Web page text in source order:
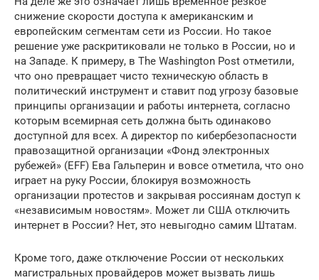
снижение скорости доступа к американским и
европейским сегментам сети из России. Но такое
решение уже раскритиковали не только в России, но и
на Западе. К примеру, в The Washington Post отметили,
что оно превращает чисто техническую область в
политический инструмент и ставит под угрозу базовые
принципы организации и работы интернета, согласно
которым всемирная сеть должна быть одинаково
доступной для всех. А директор по кибербезопасности
правозащитной организации «Фонд электронных
рубежей» (EFF) Ева Гальперин и вовсе отметила, что оно
играет на руку России, блокируя возможность
организации протестов и закрывая россиянам доступ к
«независимым новостям». Может ли США отключить
интернет в России? Нет, это невыгодно самим Штатам.
Кроме того, даже отключение России от нескольких
магистральных провайдеров может вызвать лишь